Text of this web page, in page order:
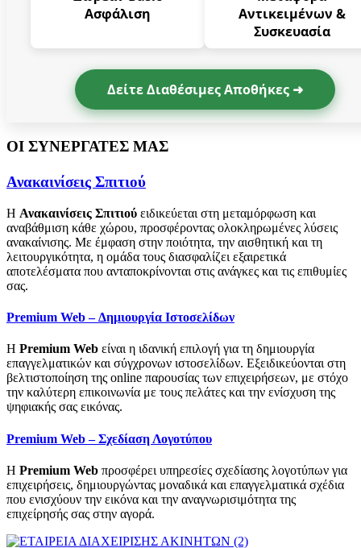
Ασφάλιση
Αντικειμένων &
Συσκευασία
Δείτε Διαθέσιμες Αποθήκες ➜
ΟΙ ΣΥΝΕΡΓΑΤΕΣ ΜΑΣ
Ανακαινίσεις Σπιτιού
Η Ανακαινίσεις Σπιτιού ειδικεύεται στη μεταμόρφωση και
αναβάθμιση κάθε χώρου, προσφέροντας ολοκληρωμένες λύσεις
ανακαίνισης. Με έμφαση στην ποιότητα, την αισθητική και τη
λειτουργικότητα, η ομάδα τους διασφαλίζει εξαιρετικά
αποτελέσματα που ανταποκρίνονται στις ανάγκες και τις επιθυμίες
σας.
Premium Web – Δημιουργία Ιστοσελίδων
Η Premium Web είναι η ιδανική επιλογή για τη δημιουργία
επαγγελματικών και σύγχρονων ιστοσελίδων. Εξειδικεύονται στη
βελτιστοποίηση της online παρουσίας των επιχειρήσεων, με στόχο
την καλύτερη επικοινωνία με τους πελάτες και την ενίσχυση της
ψηφιακής σας εικόνας.
Premium Web – Σχεδίαση Λογοτύπου
Η Premium Web προσφέρει υπηρεσίες σχεδίασης λογοτύπων για
επιχειρήσεις, δημιουργώντας μοναδικά και επαγγελματικά σχέδια
που ενισχύουν την εικόνα και την αναγνωρισιμότητα της
επιχείρησής σας στην αγορά.